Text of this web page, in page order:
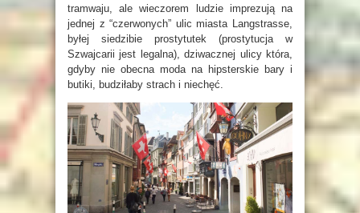
tramwaju, ale wieczorem ludzie imprezują na
jednej z “czerwonych” ulic miasta Langstrasse,
byłej siedzibie prostytutek (prostytucja w
Szwajcarii jest legalna), dziwacznej ulicy która,
gdyby nie obecna moda na hipsterskie bary i
butiki, budziłaby strach i niechęć.